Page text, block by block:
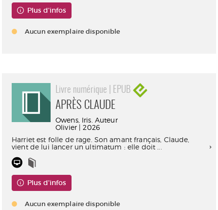
Plus d'infos
Aucun exemplaire disponible
Livre numérique | EPUB
APRÈS CLAUDE
Owens, Iris. Auteur
Olivier | 2026
Harriet est folle de rage. Son amant français, Claude,
vient de lui lancer un ultimatum : elle doit ...
Plus d'infos
Aucun exemplaire disponible